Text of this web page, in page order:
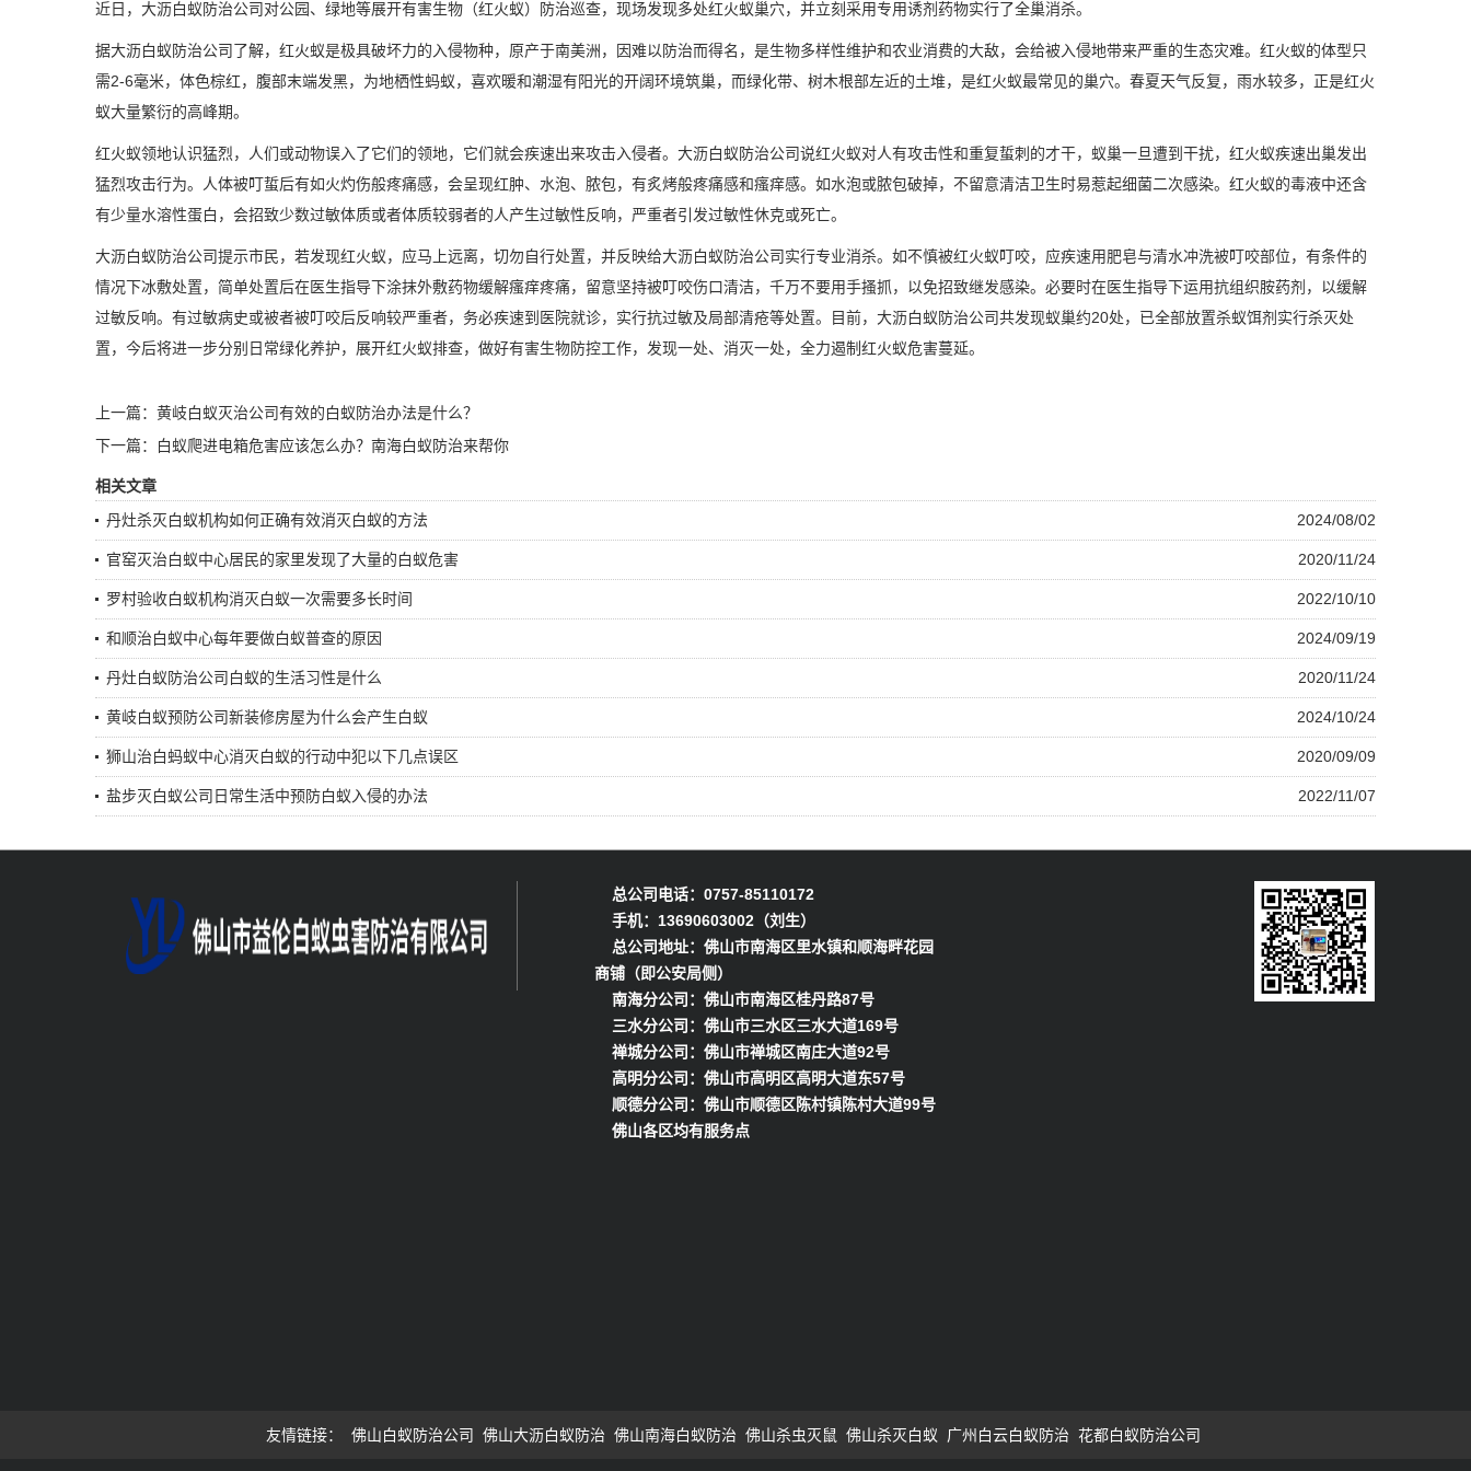
近日， 大沥白蚁防治公司对公园、绿地等展开有害生物（红火蚁）防治巡查，现场发现多处红火蚁巢穴，并立刻采用专用诱剂药物实行了全巢消杀。
据大沥白蚁防治公司了解，红火蚁是极具破坏力的入侵物种，原产于南美洲，因难以防治而得名，是生物多样性维护和农业消费的大敌，会给被入侵地带来严重的生态灾难。红火蚁的体型只
需2-6毫米，体色棕红，腹部末端发黑，为地栖性蚂蚁，喜欢暖和潮湿有阳光的开阔环境筑巢，而绿化带、树木根部左近的土堆，是红火蚁最常见的巢穴。春夏天气反复，雨水较多，正是红火
蚁大量繁衍的高峰期。
红火蚁领地认识猛烈，人们或动物误入了它们的领地，它们就会疾速出来攻击入侵者。大沥白蚁防治公司说红火蚁对人有攻击性和重复蜇刺的才干，蚁巢一旦遭到干扰，红火蚁疾速出巢发出
猛烈攻击行为。人体被叮蜇后有如火灼伤般疼痛感，会呈现红肿、水泡、脓包，有炙烤般疼痛感和瘙痒感。如水泡或脓包破掉，不留意清洁卫生时易惹起细菌二次感染。红火蚁的毒液中还含
有少量水溶性蛋白，会招致少数过敏体质或者体质较弱者的人产生过敏性反响，严重者引发过敏性休克或死亡。
大沥白蚁防治公司提示市民，若发现红火蚁，应马上远离，切勿自行处置，并反映给大沥白蚁防治公司实行专业消杀。如不慎被红火蚁叮咬，应疾速用肥皂与清水冲洗被叮咬部位，有条件的
情况下冰敷处置，简单处置后在医生指导下涂抹外敷药物缓解瘙痒疼痛，留意坚持被叮咬伤口清洁，千万不要用手搔抓，以免招致继发感染。必要时在医生指导下运用抗组织胺药剂，以缓解
过敏反响。有过敏病史或被者被叮咬后反响较严重者，务必疾速到医院就诊，实行抗过敏及局部清疮等处置。目前，大沥白蚁防治公司共发现蚁巢约20处，已全部放置杀蚁饵剂实行杀灭处
置，今后将进一步分别日常绿化养护，展开红火蚁排查，做好有害生物防控工作，发现一处、消灭一处，全力遏制红火蚁危害蔓延。
上一篇： 黄岐白蚁灭治公司有效的白蚁防治办法是什么？
下一篇：
白蚁爬进电箱危害应该怎么办？南海白蚁防治来帮你
相关文章
2024/08/02
丹灶杀灭白蚁机构如何正确有效消灭白蚁的方法
2020/11/24
官窑灭治白蚁中心居民的家里发现了大量的白蚁危害
2022/10/10
罗村验收白蚁机构消灭白蚁一次需要多长时间
2024/09/19
和顺治白蚁中心每年要做白蚁普查的原因
2020/11/24
丹灶白蚁防治公司白蚁的生活习性是什么
2024/10/24
黄岐白蚁预防公司新装修房屋为什么会产生白蚁
2020/09/09
狮山治白蚂蚁中心消灭白蚁的行动中犯以下几点误区
2022/11/07
盐步灭白蚁公司日常生活中预防白蚁入侵的办法
总公司电话：0757-85110172
手机：13690603002（刘生）
总公司地址：佛山市南海区里水镇和顺海畔花园
商铺（即公安局侧）
南海分公司：佛山市南海区桂丹路87号
三水分公司：佛山市三水区三水大道169号
禅城分公司：佛山市禅城区南庄大道92号
高明分公司：佛山市高明区高明大道东57号
顺德分公司：佛山市顺德区陈村镇陈村大道99号
佛山各区均有服务点
友情链接： 佛山白蚁防治公司 佛山大沥白蚁防治 佛山南海白蚁防治 佛山杀虫灭鼠 佛山杀灭白蚁 广州白云白蚁防治 花都白蚁防治公司